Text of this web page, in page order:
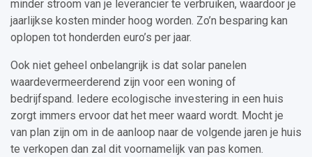
minder stroom van je leverancier te verbruiken, waardoor je
jaarlijkse kosten minder hoog worden. Zo’n besparing kan
oplopen tot honderden euro’s per jaar.
Ook niet geheel onbelangrijk is dat solar panelen
waardevermeerderend zijn voor een woning of
bedrijfspand. Iedere ecologische investering in een huis
zorgt immers ervoor dat het meer waard wordt. Mocht je
van plan zijn om in de aanloop naar de volgende jaren je huis
te verkopen dan zal dit voornamelijk van pas komen.